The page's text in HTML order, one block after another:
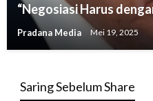
“Negosiasi Harus
Pradana Media Mei 19, 2025
Saring Sebelum Share